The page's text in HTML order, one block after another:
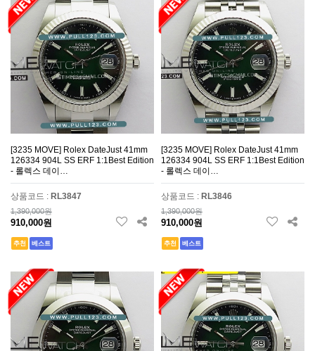
[3235 MOVE] Rolex DateJust 41mm
126334 904L SS ERF 1:1Best Edition
- 롤렉스 데이…
상품코드 : RL3847
1,390,000원
910,000원
추천 베스트
[3235 MOVE] Rolex DateJust 41mm
126334 904L SS ERF 1:1Best Edition
- 롤렉스 데이…
상품코드 : RL3846
1,390,000원
910,000원
추천 베스트